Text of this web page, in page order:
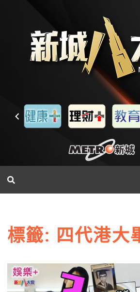
標籤: 四代港大